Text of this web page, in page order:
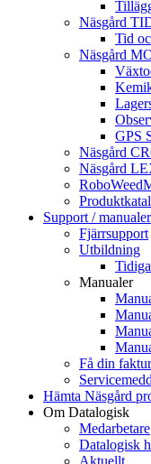
Näsgård
Tid
Näsgård
GPS
Näsgård
Näsgård
Support / manualer
Fjärrsupport
Utbildning
Manualer
Få din
Hämta Näsgård
Om Datalogisk
Medarbetare
Datalogisk
Aktuellt